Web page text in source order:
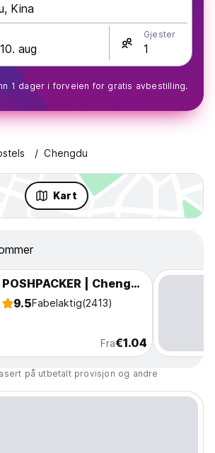
Gjester
1 dager i forveien for gratis avbestilling.
Chengdu
Kart
POSHPACKER | Chengdu Mix Hostel
9.5Fabelaktig(2413)
Fra€1.04
på utbetalt provisjon og andre